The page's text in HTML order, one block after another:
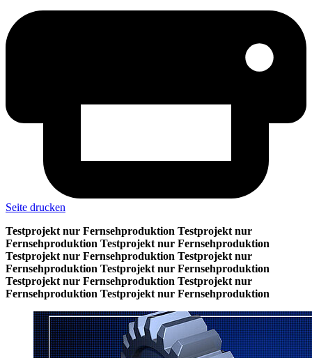
Seite drucken
Testprojekt nur Fernsehproduktion Testprojekt nur
Fernsehproduktion Testprojekt nur Fernsehproduktion
Testprojekt nur Fernsehproduktion Testprojekt nur
Fernsehproduktion Testprojekt nur Fernsehproduktion
Testprojekt nur Fernsehproduktion Testprojekt nur
Fernsehproduktion Testprojekt nur Fernsehproduktion